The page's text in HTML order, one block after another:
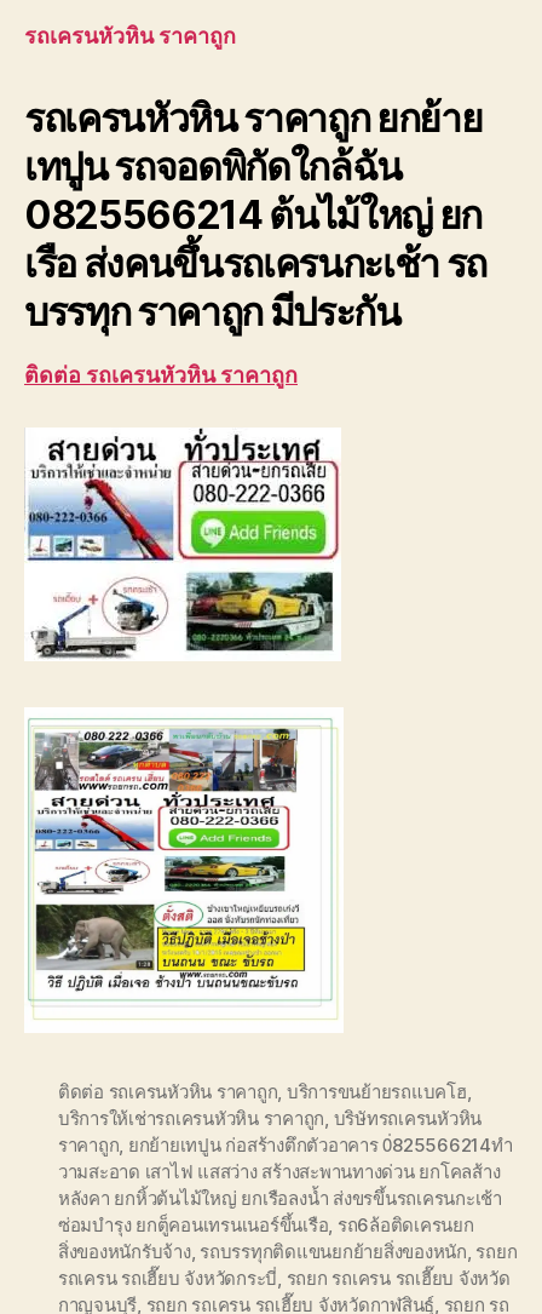
รถเครนหัวหิน ราคาถูก
รถเครนหัวหิน ราคาถูก ยกย้าย
เทปูน รถจอดพิกัดใกล้ฉัน
0825566214 ต้นไม้ใหญ่ ยก
เรือ ส่งคนขึ้นรถเครนกะเช้า รถ
บรรทุก ราคาถูก มีประกัน
ติดต่อ รถเครนหัวหิน ราคาถูก
ติดต่อ รถเครนหัวหิน ราคาถูก, บริการขนย้ายรถแบคโฮ,
บริการให้เช่ารถเครนหัวหิน ราคาถูก, บริษัทรถเครนหัวหิน
ราคาถูก, ยกย้ายเทปูน ก่อสร้างตึกตัวอาคาร 0่825566214ทำ
วามสะอาด เสาไฟ แสสว่าง สร้างสะพานทางด่วน ยกโคลส้าง
หลังคา ยกหิ้วต้นไม้ใหญ่ ยกเรือลงน้ำ ส่งขรขึ้นรถเครนกะเช้า
ซ่อมบำรุง ยกตู็คอนเทรนเนอร์ขึ้นเรือ, รถ6ล้อติดเครนยก
สิ่งของหนักรับจ้าง, รถบรรทุกติดแขนยกย้ายสิ่งของหนัก, รถยก
รถเครน รถเฮี๊ยบ จังหวัดกระบี่, รถยก รถเครน รถเฮี๊ยบ จังหวัด
กาญจนบุรี, รถยก รถเครน รถเฮี๊ยบ จังหวัดกาฬสินธุ์, รถยก รถ